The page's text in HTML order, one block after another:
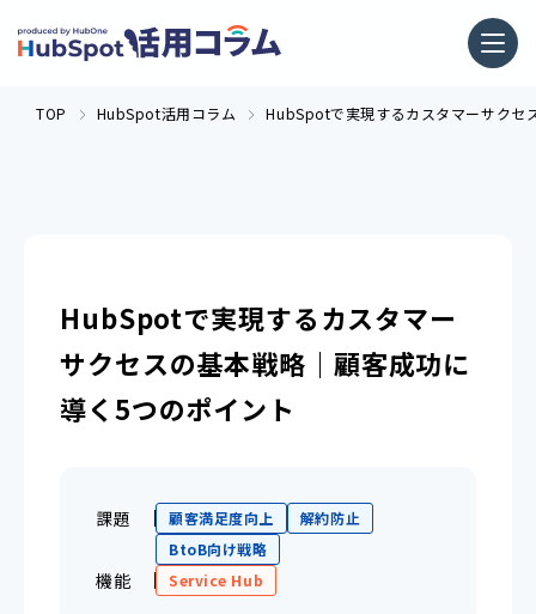
TOP HubSpot活用コラム HubSpotで実現するカスタマーサクセ
HubSpotで実現するカスタマー
サクセスの基本戦略｜顧客成功に
導く5つのポイント
課題 顧客満足度向上
解約防止
BtoB向け戦略
機能 Service Hub